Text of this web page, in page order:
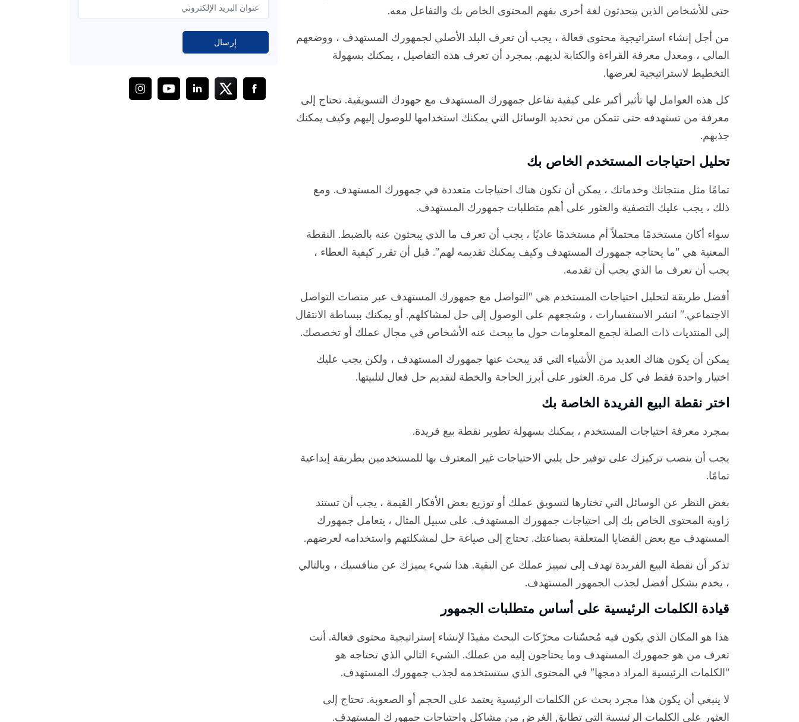
حتى للأشخاص الذين يتحدثون لغة أخرى بفهم المحتوى الخاص بك والتفاعل معه.
من أجل إنشاء استراتيجية محتوى فعالة ، يجب أن تعرف البلد الأصلي لجمهورك المستهدف ، ووضعهم
المالي ، ومعدل معرفة القراءة والكتابة لديهم. بمجرد أن تعرف هذه التفاصيل ، يمكنك بسهولة
التخطيط لاستراتيجية لعرضها.
كل هذه العوامل لها تأثير أكبر على كيفية تفاعل جمهورك المستهدف مع جهودك التسويقية. تحتاج إلى
معرفة من تستهدفه حتى تتمكن من تحديد الوسائل التي يمكنك استخدامها للوصول إليهم وكيف يمكنك
جذبهم.
تحليل احتياجات المستخدم الخاص بك
تمامًا مثل منتجاتك وخدماتك ، يمكن أن تكون هناك احتياجات متعددة في جمهورك المستهدف. ومع
ذلك ، يجب عليك التصفية والعثور على أهم متطلبات جمهورك المستهدف.
سواء أكان مستخدمًا محتملاً أم مستخدمًا عاديًا ، يجب أن تعرف ما الذي يبحثون عنه بالضبط. النقطة
المعنية هي "ما يحتاجه جمهورك المستهدف وكيف يمكنك تقديمه لهم". قبل أن تقرر كيفية العطاء ،
يجب أن تعرف ما الذي يجب أن تقدمه.
أفضل طريقة لتحليل احتياجات المستخدم هي "التواصل مع جمهورك المستهدف عبر منصات التواصل
الاجتماعي." انشر الاستفسارات ، وشجعهم على الوصول إلى حل لمشاكلهم. أو يمكنك ببساطة الانتقال
إلى المنتديات ذات الصلة لجمع المعلومات حول ما يبحث عنه الأشخاص في مجال عملك أو تخصصك.
يمكن أن يكون هناك العديد من الأشياء التي قد يبحث عنها جمهورك المستهدف ، ولكن يجب عليك
اختيار واحدة فقط في كل مرة. العثور على أبرز الحاجة والخطة لتقديم حل فعال لتلبيتها.
اختر نقطة البيع الفريدة الخاصة بك
بمجرد معرفة احتياجات المستخدم ، يمكنك بسهولة تطوير نقطة بيع فريدة.
يجب أن ينصب تركيزك على توفير حل يلبي الاحتياجات غير المعترف بها للمستخدمين بطريقة إبداعية
تمامًا.
بغض النظر عن الوسائل التي تختارها لتسويق عملك أو توزيع بعض الأفكار القيمة ، يجب أن تستند
زاوية المحتوى الخاص بك إلى احتياجات جمهورك المستهدف. على سبيل المثال ، يتعامل جمهورك
المستهدف مع بعض القضايا المتعلقة بصناعتك. تحتاج إلى صياغة حل لمشكلتهم واستخدامه لعرضهم.
تذكر أن نقطة البيع الفريدة تهدف إلى تمييز عملك عن البقية. هذا شيء يميزك عن منافسيك ، وبالتالي
، يخدم بشكل أفضل لجذب الجمهور المستهدف.
قيادة الكلمات الرئيسية على أساس متطلبات الجمهور
هذا هو المكان الذي يكون فيه مُحسّنات محرّكات البحث مفيدًا لإنشاء إستراتيجية محتوى فعالة. أنت
تعرف من هو جمهورك المستهدف وما يحتاجون إليه من عملك. الشيء التالي الذي تحتاجه هو
"الكلمات الرئيسية المراد دمجها" في المحتوى الذي ستستخدمه لجذب جمهورك المستهدف.
لا ينبغي أن يكون هذا مجرد بحث عن الكلمات الرئيسية يعتمد على الحجم أو الصعوبة. تحتاج إلى
العثور على الكلمات الرئيسية التي تطابق الغرض من مشاكل واحتياجات جمهورك المستهدف.
إرسال